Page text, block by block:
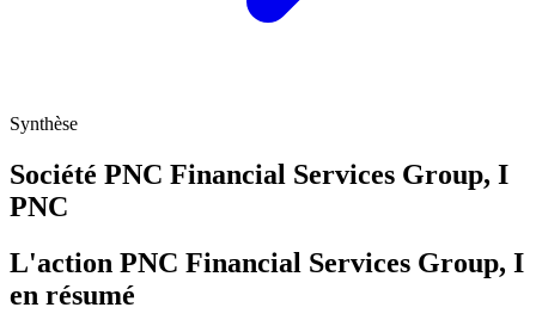
Synthèse
Société PNC Financial Services Group, I
PNC
L'action PNC Financial Services Group, I
en résumé